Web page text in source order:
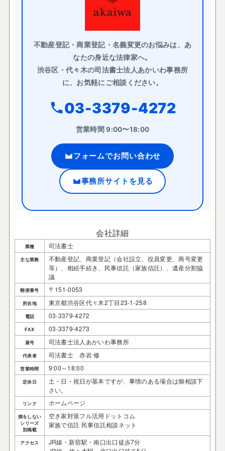
不動産登記・商業登記・名義変更のお悩みは、あ
なたの身近な法律家へ。
渋谷区・代々木の司法書士法人あかいわ事務所
に、お気軽にご相談ください。
03-3379-4272
営業時間 9:00〜18:00
フォームでお問い合わせ
事務所サイトを見る
会社詳細
業種 司法書士
主な業務
不動産登記、商業登記（会社設立、役員変更、商号変更
等）、相続手続き、民事信託（家族信託）、遺産分割協
議
郵便番号 〒151-0053
所在地 東京都渋谷区代々木2丁目23-1-258
電話 03-3379-4272
FAX 03-3379-4273
屋号 司法書士法人あかいわ事務所
代表者 司法書士 赤岩 修
営業時間 9:00～18:00
定休日
土・日・祝日が基本ですが、事情のある場合は御相談下
さい。
リンク ホームページ
損をしない
シリーズ
別掲載
空き家対策フル活用ドットコム
家族で信託 民事信託相談ネット
アクセス
JR線・新宿駅・南口出口徒歩7分